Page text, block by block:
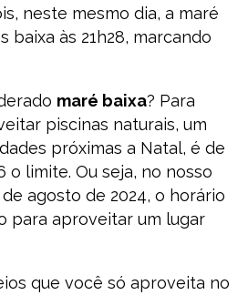
neste mesmo dia, a maré
baixa às 21h28, marcando
maré baixa? Para
piscinas naturais, um
próximas a Natal, é de
o limite. Ou seja, no nosso
agosto de 2024, o horário
para aproveitar um lugar
que você só aproveita no